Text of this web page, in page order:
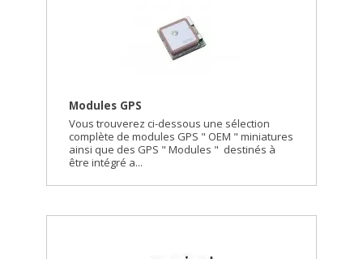
Modules GPS
Vous trouverez ci-dessous une sélection
complète de modules GPS " OEM " miniatures
ainsi que des GPS " Modules " destinés à
être intégré a...